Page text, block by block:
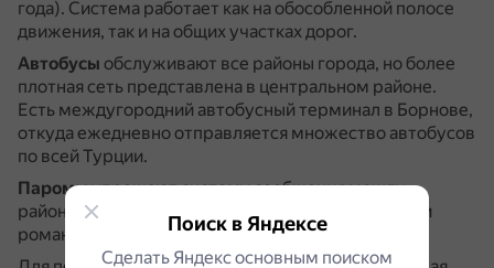
года). Система работает как на обособленной полосе
движения, так и на общих участках дорог.
Автобусы обслуживают все районы города, но более
плотная сеть представлена в центральном районе.
Есть междугородний автобусный терминал в Борнове,
откуда ежедневно отправляется множество автобусов
по всей Турции.
Паромыупрощают систему сообщения между
районами города и придают ему элемент отдыха и
романтизма.
Поиск в Яндексе
Сделать Яндекс основным поиском